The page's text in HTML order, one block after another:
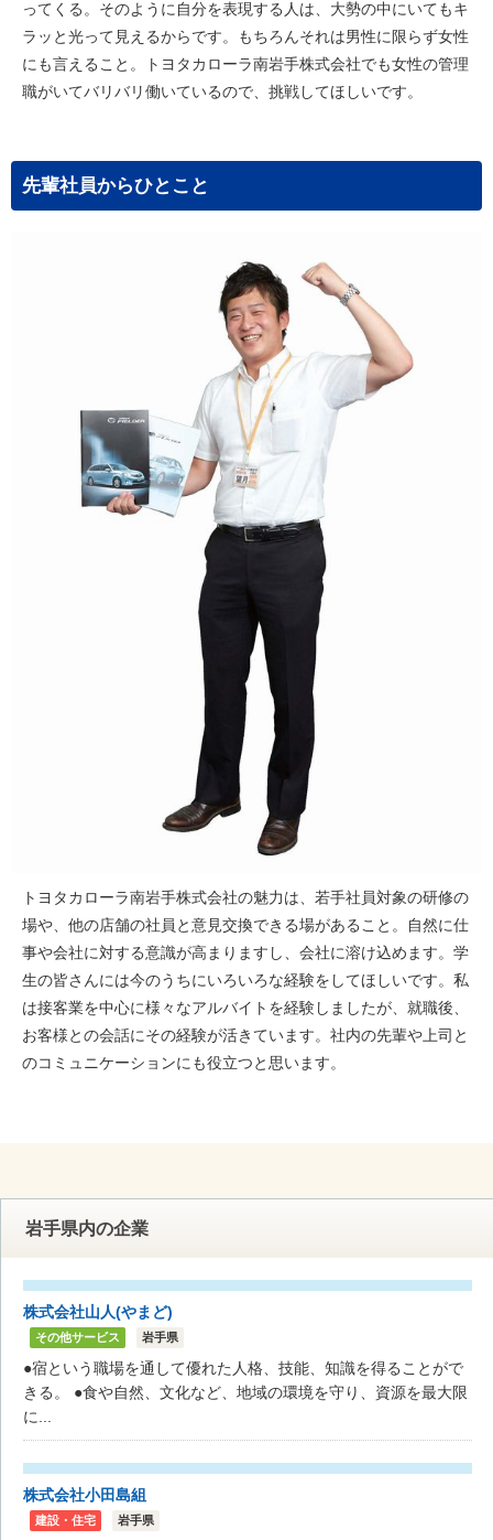
ってくる。そのように自分を表現する人は、大勢の中にいてもキ
ラッと光って見えるからです。もちろんそれは男性に限らず女性
にも言えること。トヨタカローラ南岩手株式会社でも女性の管理
職がいてバリバリ働いているので、挑戦してほしいです。
先輩社員からひとこと
トヨタカローラ南岩手株式会社の魅力は、若手社員対象の研修の
場や、他の店舗の社員と意見交換できる場があること。自然に仕
事や会社に対する意識が高まりますし、会社に溶け込めます。学
生の皆さんには今のうちにいろいろな経験をしてほしいです。私
は接客業を中心に様々なアルバイトを経験しましたが、就職後、
お客様との会話にその経験が活きています。社内の先輩や上司と
のコミュニケーションにも役立つと思います。
岩手県内の企業
株式会社山人(やまど)
その他サービス 岩手県
●宿という職場を通して優れた人格、技能、知識を得ることがで
きる。 ●食や自然、文化など、地域の環境を守り、資源を最大限
に...
株式会社小田島組
建設・住宅 岩手県